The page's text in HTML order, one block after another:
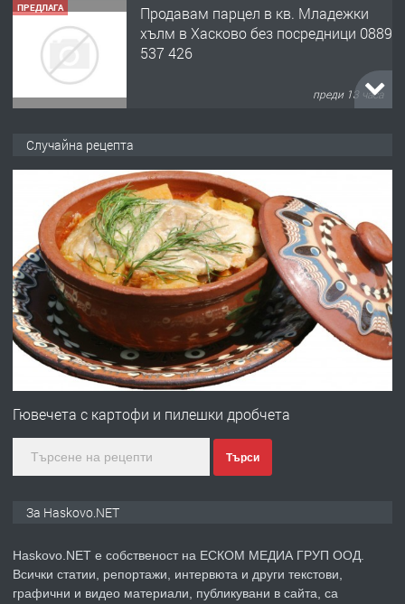
ПРЕДЛАГА
Продавам парцел в кв. Младежки
хълм в Хасково без посредници 0889
537 426
преди 13 часа
преди 13 часа
ПРЕДЛАГА Под НАЕМ двустаен Орфей
преди 3 дни
ПРЕДЛАГА
Нов апартамент на ул. Липа до
преди 4 дни
Случайна рецепта
Гювечета с картофи и пилешки дробчета
Търси
За Haskovo.NET
Haskovo.NET е собственост на ЕСКОМ МЕДИА ГРУП ООД.
Всички статии, репортажи, интервюта и други текстови,
графични и видео материали, публикувани в сайта, са